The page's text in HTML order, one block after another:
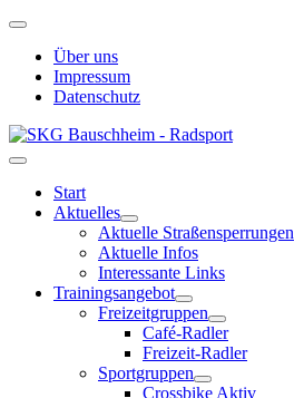
Über uns
Impressum
Datenschutz
Start
Aktuelles
Aktuelle Straßensperrungen
Aktuelle Infos
Interessante Links
Trainingsangebot
Freizeitgruppen
Café-Radler
Freizeit-Radler
Sportgruppen
Crossbike Aktiv